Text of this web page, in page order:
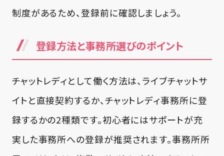
制度があるため、登録前に確認しましょう。
登録方法と事務所選びのポイント
チャットレディとして働く方法は、ライブチャットサ
イトと直接契約するか、チャットレディ事務所に登
録するかの2種類です。初心者にはサポートが充
実した事務所への登録が推奨されます。事務所所